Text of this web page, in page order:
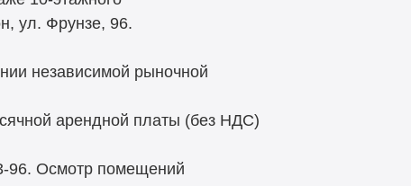
ул. Фрунзе, 96.
независимой рыночной
арендной платы (без НДС)
96. Осмотр помещений